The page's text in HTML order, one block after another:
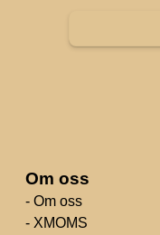
Om oss
- Om oss
- XMOMS